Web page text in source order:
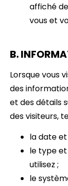
affiché
vous et
B.
Lorsque vous
des
et des détails
des visiteurs,
la date et
le type et
utilisez ;
le